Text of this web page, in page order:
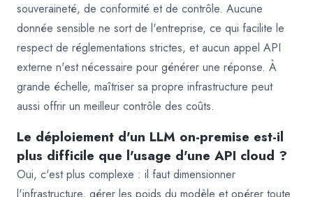
souveraineté, de conformité et de contrôle. Aucune
donnée sensible ne sort de l'entreprise, ce qui facilite le
respect de réglementations strictes, et aucun appel API
externe n'est nécessaire pour générer une réponse. À
grande échelle, maîtriser sa propre infrastructure peut
aussi offrir un meilleur contrôle des coûts.
Le déploiement d'un LLM on-premise est-il
plus difficile que l'usage d'une API cloud ?
Oui, c'est plus complexe : il faut dimensionner